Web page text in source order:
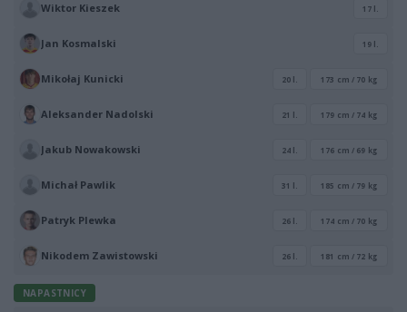
Wiktor Kieszek 17 l.
Jan Kosmalski 19 l.
Mikołaj Kunicki 20 l. 173 cm / 70 kg
Aleksander Nadolski 21 l. 179 cm / 74 kg
Jakub Nowakowski 24 l. 176 cm / 69 kg
Michał Pawlik 31 l. 185 cm / 79 kg
Patryk Plewka 26 l. 174 cm / 70 kg
Nikodem Zawistowski 26 l. 181 cm / 72 kg
NAPASTNICY